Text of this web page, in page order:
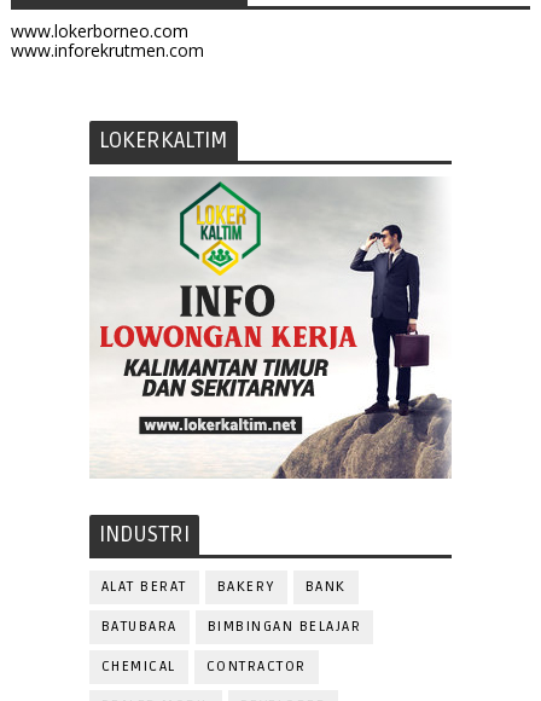
www.lokerborneo.com
www.inforekrutmen.com
LOKERKALTIM
INDUSTRI
ALAT BERAT BAKERY BANK
BATUBARA BIMBINGAN BELAJAR
CHEMICAL CONTRACTOR